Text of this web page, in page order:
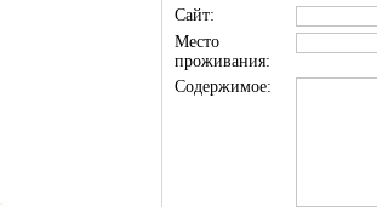
Сайт:
Место
проживания:
Содержимое: